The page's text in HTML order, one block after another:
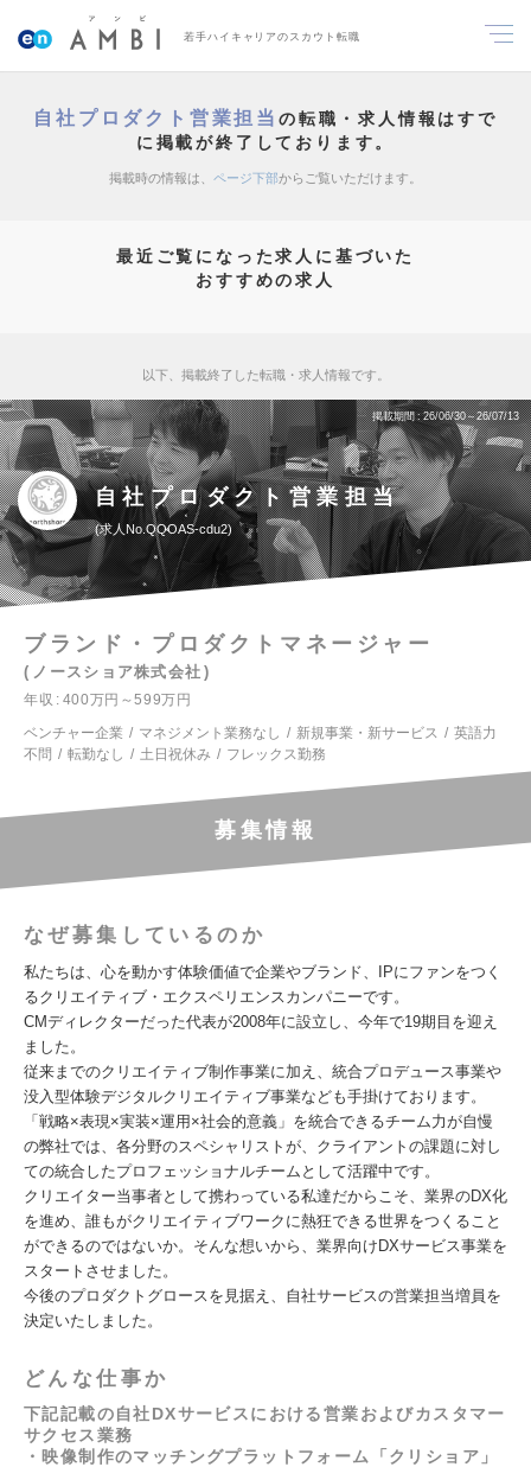
若手ハイキャリアのスカウト転職
自社プロダクト営業担当 の転職・求人情報はすで
に掲載が終了しております。
掲載時の情報は、 ページ下部からご覧いただけます。
最近ご覧になった求人に基づいた
おすすめの求人
以下、掲載終了した転職・求人情報です。
掲載期間 26/06/30～26/07/13
自社プロダクト営業担当
求人No.QQOAS-cdu2
ブランド・プロダクトマネージャー
ノースショア株式会社
年収
400万円～599万円
ベンチャー企業
マネジメント業務なし 新規事業・新サービス
英語力
不問
転勤なし 土日祝休み フレックス勤務
募集情報
なぜ募集しているのか
私たちは、心を動かす体験価値で企業やブランド、IPにファンをつく
るクリエイティブ・エクスペリエンスカンパニーです。
CMディレクターだった代表が2008年に設立し、今年で19期目を迎え
ました。
従来までのクリエイティブ制作事業に加え、統合プロデュース事業や
没入型体験デジタルクリエイティブ事業なども手掛けております。
「戦略×表現×実装×運用×社会的意義」を統合できるチーム力が自慢
の弊社では、各分野のスペシャリストが、クライアントの課題に対し
ての統合したプロフェッショナルチームとして活躍中です。
クリエイター当事者として携わっている私達だからこそ、業界のDX化
を進め、誰もがクリエイティブワークに熱狂できる世界をつくること
ができるのではないか。そんな想いから、業界向けDXサービス事業を
スタートさせました。
今後のプロダクトグロースを見据え、自社サービスの営業担当増員を
決定いたしました。
どんな仕事か
下記記載の自社DXサービスにおける営業およびカスタマー
サクセス業務
・映像制作のマッチングプラットフォーム「クリショア」